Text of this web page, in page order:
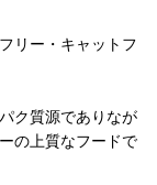
リー・キャットフ
ク質源でありなが
の上質なフードで